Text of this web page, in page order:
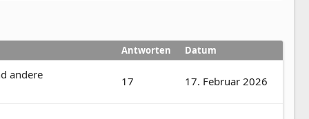
Antworten Datum
andere 17 17. Februar 2026